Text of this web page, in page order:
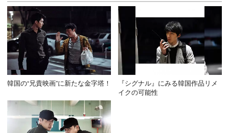
韓国の“兄貴映画”に新たな金字塔！
『シグナル』にみる韓国作品リメ
イクの可能性